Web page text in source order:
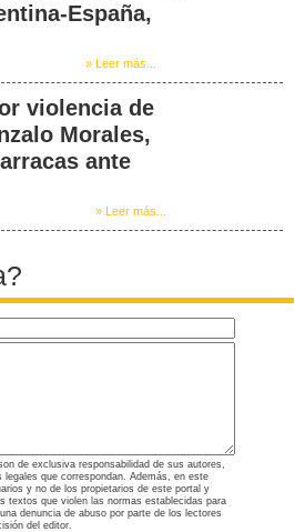
España,
» Leer más...
violencia de
Morales,
ante
» Leer más...
de exclusiva responsabilidad de sus autores,
que correspondan. Además, en este
y no de los propietarios de este portal y
textos que violen las normas establecidas para
denuncia de abuso por parte de los lectores
del editor.